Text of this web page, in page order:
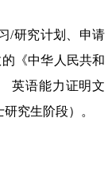
/研究计划、申请
《中华人民共和
英语能力证明文
究生阶段）。